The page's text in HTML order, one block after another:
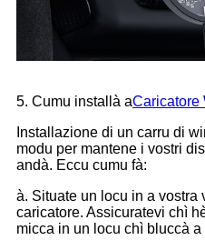
5. Cumu installà aCaricatore
Installazione di un carru di
modu per mantene i vostri
andà. Eccu cumu fà:
à. Situate un locu in a vostra
caricatore. Assicuratevi chì
micca in un locu chì bluccà